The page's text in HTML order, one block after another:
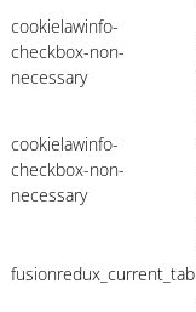
cookielawinfo-
checkbox-non-
necessary
cookielawinfo-
checkbox-non-
necessary
fusionredux_current_tab